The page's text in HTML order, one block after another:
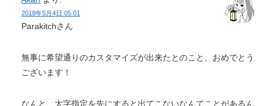
2018年5月4日 05:01
Parakitchさん
無事に希望通りのカスタマイズが出来たとのこと、おめでとう
ございます！
なんと、太字指定を先にすると出てこないなんてことがあるん